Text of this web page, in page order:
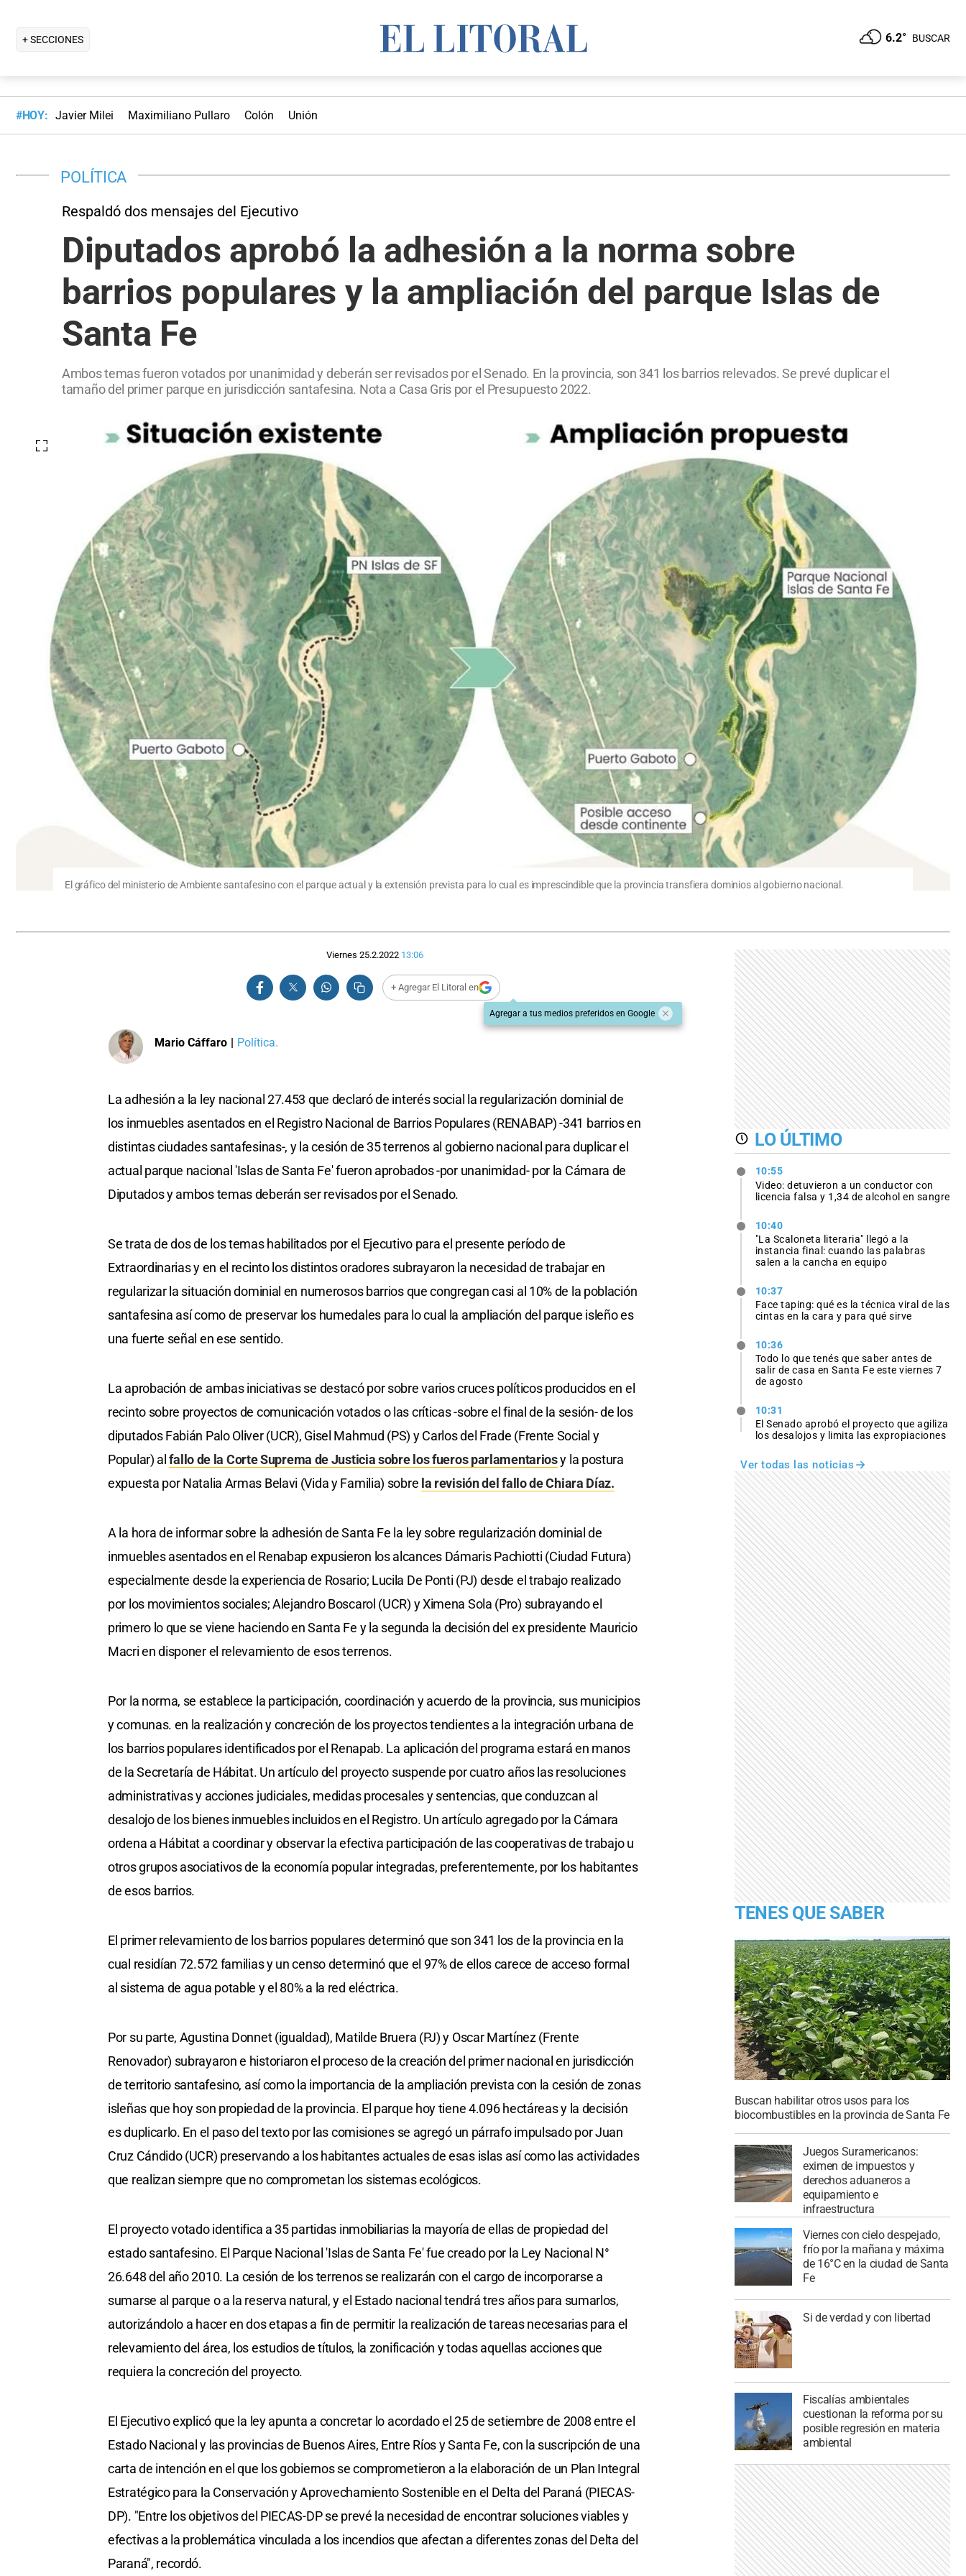
+ SECCIONES 6.2° BUSCAR
#HOY: Javier Milei Maximiliano Pullaro Colón Unión
POLÍTICA
Respaldó dos mensajes del Ejecutivo
Diputados aprobó la adhesión a la norma sobre
barrios populares y la ampliación del parque Islas de
Santa Fe
Ambos temas fueron votados por unanimidad y deberán ser revisados por el Senado. En la provincia, son 341 los barrios relevados. Se prevé duplicar el
tamaño del primer parque en jurisdicción santafesina. Nota a Casa Gris por el Presupuesto 2022.
El gráfico del ministerio de Ambiente santafesino con el parque actual y la extensión prevista para lo cual es imprescindible que la provincia transfiera dominios al gobierno nacional.
Viernes 25.2.2022 13:06
+ Agregar El Litoral en
Agregar a tus medios preferidos en Google
Mario Cáffaro | Política.
La adhesión a la ley nacional 27.453 que declaró de interés social la regularización dominial de
los inmuebles asentados en el Registro Nacional de Barrios Populares (RENABAP) -341 barrios en
distintas ciudades santafesinas-, y la cesión de 35 terrenos al gobierno nacional para duplicar el
actual parque nacional 'Islas de Santa Fe' fueron aprobados -por unanimidad- por la Cámara de
Diputados y ambos temas deberán ser revisados por el Senado.
Se trata de dos de los temas habilitados por el Ejecutivo para el presente período de
Extraordinarias y en el recinto los distintos oradores subrayaron la necesidad de trabajar en
regularizar la situación dominial en numerosos barrios que congregan casi al 10% de la población
santafesina así como de preservar los humedales para lo cual la ampliación del parque isleño es
una fuerte señal en ese sentido.
La aprobación de ambas iniciativas se destacó por sobre varios cruces políticos producidos en el
recinto sobre proyectos de comunicación votados o las críticas -sobre el final de la sesión- de los
diputados Fabián Palo Oliver (UCR), Gisel Mahmud (PS) y Carlos del Frade (Frente Social y
Popular) alfallo de la Corte Suprema de Justicia sobre los fueros parlamentariosy la postura
expuesta por Natalia Armas Belavi (Vida y Familia) sobre la revisión del fallo de Chiara Díaz.
A la hora de informar sobre la adhesión de Santa Fe la ley sobre regularización dominial de
inmuebles asentados en el Renabap expusieron los alcances Dámaris Pachiotti (Ciudad Futura)
especialmente desde la experiencia de Rosario; Lucila De Ponti (PJ) desde el trabajo realizado
por los movimientos sociales; Alejandro Boscarol (UCR) y Ximena Sola (Pro) subrayando el
primero lo que se viene haciendo en Santa Fe y la segunda la decisión del ex presidente Mauricio
Macri en disponer el relevamiento de esos terrenos.
Por la norma, se establece la participación, coordinación y acuerdo de la provincia, sus municipios
y comunas. en la realización y concreción de los proyectos tendientes a la integración urbana de
los barrios populares identificados por el Renapab. La aplicación del programa estará en manos
de la Secretaría de Hábitat. Un artículo del proyecto suspende por cuatro años las resoluciones
administrativas y acciones judiciales, medidas procesales y sentencias, que conduzcan al
desalojo de los bienes inmuebles incluidos en el Registro. Un artículo agregado por la Cámara
ordena a Hábitat a coordinar y observar la efectiva participación de las cooperativas de trabajo u
otros grupos asociativos de la economía popular integradas, preferentemente, por los habitantes
de esos barrios.
El primer relevamiento de los barrios populares determinó que son 341 los de la provincia en la
cual residían 72.572 familias y un censo determinó que el 97% de ellos carece de acceso formal
al sistema de agua potable y el 80% a la red eléctrica.
Por su parte, Agustina Donnet (igualdad), Matilde Bruera (PJ) y Oscar Martínez (Frente
Renovador) subrayaron e historiaron el proceso de la creación del primer nacional en jurisdicción
de territorio santafesino, así como la importancia de la ampliación prevista con la cesión de zonas
isleñas que hoy son propiedad de la provincia. El parque hoy tiene 4.096 hectáreas y la decisión
es duplicarlo. En el paso del texto por las comisiones se agregó un párrafo impulsado por Juan
Cruz Cándido (UCR) preservando a los habitantes actuales de esas islas así como las actividades
que realizan siempre que no comprometan los sistemas ecológicos.
El proyecto votado identifica a 35 partidas inmobiliarias la mayoría de ellas de propiedad del
estado santafesino. El Parque Nacional 'Islas de Santa Fe' fue creado por la Ley Nacional N°
26.648 del año 2010. La cesión de los terrenos se realizarán con el cargo de incorporarse a
sumarse al parque o a la reserva natural, y el Estado nacional tendrá tres años para sumarlos,
autorizándolo a hacer en dos etapas a fin de permitir la realización de tareas necesarias para el
relevamiento del área, los estudios de títulos, la zonificación y todas aquellas acciones que
requiera la concreción del proyecto.
El Ejecutivo explicó que la ley apunta a concretar lo acordado el 25 de setiembre de 2008 entre el
Estado Nacional y las provincias de Buenos Aires, Entre Ríos y Santa Fe, con la suscripción de una
carta de intención en el que los gobiernos se comprometieron a la elaboración de un Plan Integral
Estratégico para la Conservación y Aprovechamiento Sostenible en el Delta del Paraná (PIECAS-
DP). "Entre los objetivos del PIECAS-DP se prevé la necesidad de encontrar soluciones viables y
efectivas a la problemática vinculada a los incendios que afectan a diferentes zonas del Delta del
Paraná", recordó.
LO ÚLTIMO
10:55
Video: detuvieron a un conductor con
licencia falsa y 1,34 de alcohol en sangre
10:40
"La Scaloneta literaria" llegó a la
instancia final: cuando las palabras
salen a la cancha en equipo
10:37
Face taping: qué es la técnica viral de las
cintas en la cara y para qué sirve
10:36
Todo lo que tenés que saber antes de
salir de casa en Santa Fe este viernes 7
de agosto
10:31
El Senado aprobó el proyecto que agiliza
los desalojos y limita las expropiaciones
Ver todas las noticias
TENES QUE SABER
Buscan habilitar otros usos para los
biocombustibles en la provincia de Santa Fe
Juegos Suramericanos:
eximen de impuestos y
derechos aduaneros a
equipamiento e
infraestructura
Viernes con cielo despejado,
frío por la mañana y máxima
de 16°C en la ciudad de Santa
Fe
Si de verdad y con libertad
Fiscalías ambientales
cuestionan la reforma por su
posible regresión en materia
ambiental